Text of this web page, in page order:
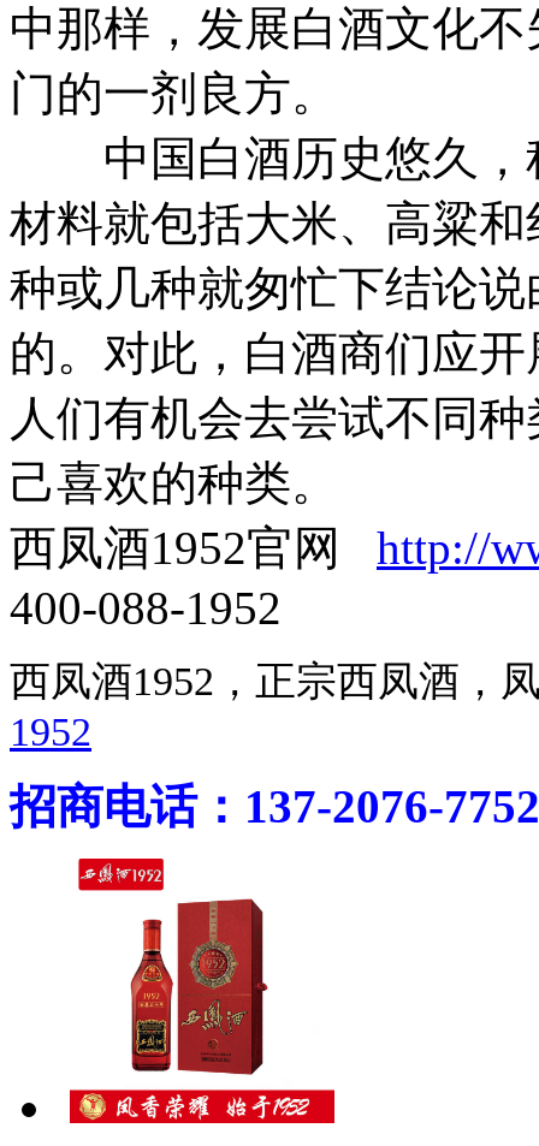
中那样，发展白酒文化
门的一剂良方。
中国白酒历史悠久，
材料就包括大米、高粱
种或几种就匆忙下结论
的。对此，白酒商们应
人们有机会去尝试不同
己喜欢的种类。
西凤酒1952官网 http://
400-088-1952
西凤酒1952，正宗西凤酒
1952
招商电话：137-2076-7752